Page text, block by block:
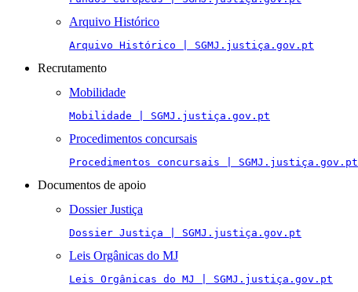
Arquivo Histórico
Arquivo Histórico | SGMJ.justiça.gov.pt
Recrutamento
Mobilidade
Mobilidade | SGMJ.justiça.gov.pt
Procedimentos concursais
Procedimentos concursais | SGMJ.justiça.gov.pt
Documentos de apoio
Dossier Justiça
Dossier Justiça | SGMJ.justiça.gov.pt
Leis Orgânicas do MJ
Leis Orgânicas do MJ | SGMJ.justiça.gov.pt